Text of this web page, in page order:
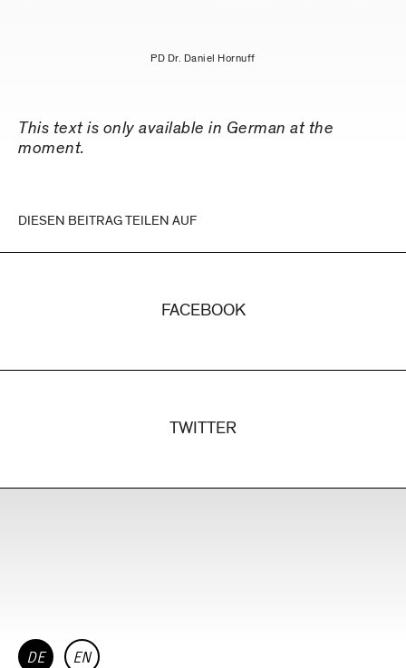
PD Dr. Daniel Hornuff
This text is only available in German at the
moment.
DIESEN BEITRAG TEILEN AUF
FACEBOOK
TWITTER
DE EN